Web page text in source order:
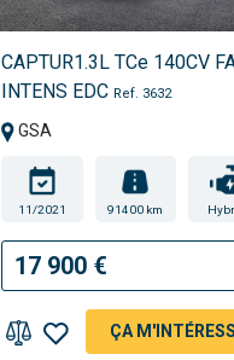
CAPTUR1.3L TCe 140CV
INTENS EDC Ref. 3632
GSA
11/2021 91400 km
17 900 €
ÇA